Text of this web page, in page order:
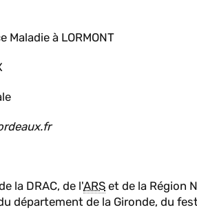
à LORMONT
la DRAC, de l'ARS et de la Région
département de la Gironde, du